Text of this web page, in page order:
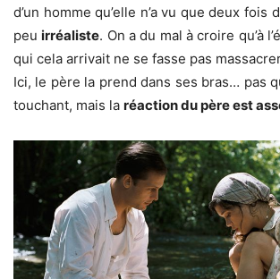
d’un homme qu’elle n’a vu que deux fois
peuirréaliste. On a du mal à croire qu’à
qui cela arrivait ne se fasse pas
Ici, le père la prend dans ses bras… pas
touchant, mais la réaction du père est